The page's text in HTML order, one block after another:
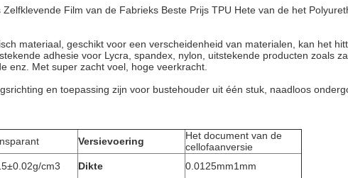
Film van de Fabrieks Beste Prijs TPU Hete van de het
materiaal, geschikt voor een verscheidenheid van materialen, kan het
adhesie voor Lycra, spandex, nylon, uitstekende producten zoals
enz. Met super zacht voel, hoge veerkracht.
en toepassing zijn voor bustehouder uit één stuk, naadloos
Versievoering
Het document van de
cellofaanversie
cm3 Dikte 0.0125mm1mm